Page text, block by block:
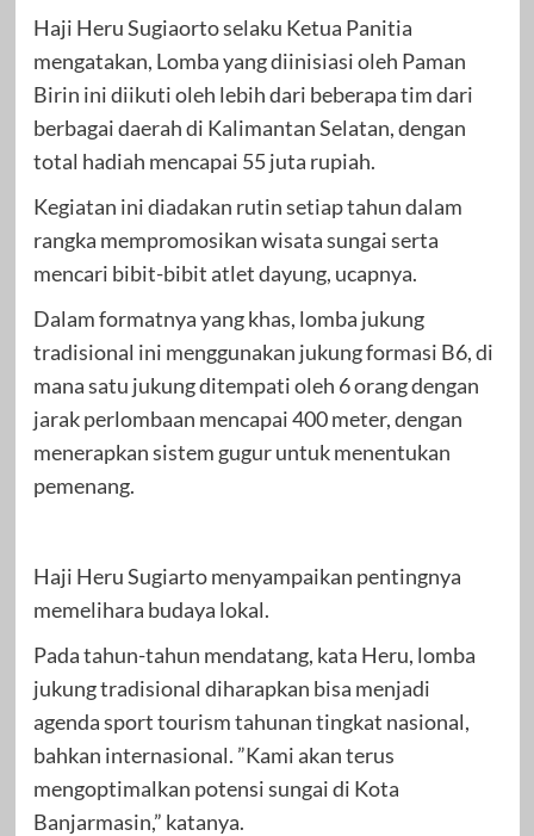
Haji Heru Sugiaorto selaku Ketua Panitia
mengatakan, Lomba yang diinisiasi oleh Paman
Birin ini diikuti oleh lebih dari beberapa tim dari
berbagai daerah di Kalimantan Selatan, dengan
total hadiah mencapai 55 juta rupiah.
Kegiatan ini diadakan rutin setiap tahun dalam
rangka mempromosikan wisata sungai serta
mencari bibit-bibit atlet dayung, ucapnya.
Dalam formatnya yang khas, lomba jukung
tradisional ini menggunakan jukung formasi B6, di
mana satu jukung ditempati oleh 6 orang dengan
jarak perlombaan mencapai 400 meter, dengan
menerapkan sistem gugur untuk menentukan
pemenang.
Haji Heru Sugiarto menyampaikan pentingnya
memelihara budaya lokal.
Pada tahun-tahun mendatang, kata Heru, lomba
jukung tradisional diharapkan bisa menjadi
agenda sport tourism tahunan tingkat nasional,
bahkan internasional. ”Kami akan terus
mengoptimalkan potensi sungai di Kota
Banjarmasin,” katanya.